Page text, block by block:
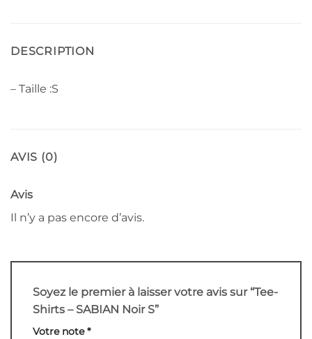
DESCRIPTION
– Taille :S
AVIS (0)
Avis
Il n’y a pas encore d’avis.
Soyez le premier à laisser votre avis sur “Tee-
Shirts – SABIAN Noir S”
Votre note*